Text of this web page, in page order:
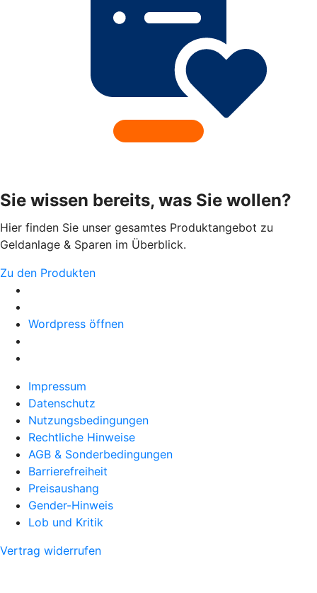
Sie wissen bereits, was Sie wollen?
Hier finden Sie unser gesamtes Produktangebot zu
Geldanlage & Sparen im Überblick.
Zu den Produkten
Wordpress öffnen
Impressum
Datenschutz
Nutzungsbedingungen
Rechtliche Hinweise
AGB & Sonderbedingungen
Barrierefreiheit
Preisaushang
Gender-Hinweis
Lob und Kritik
Vertrag widerrufen